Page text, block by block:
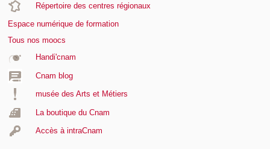
Répertoire des centres régionaux
Espace numérique de formation
Tous nos moocs
Handi'cnam
Cnam blog
musée des Arts et Métiers
La boutique du Cnam
Accès à intraCnam